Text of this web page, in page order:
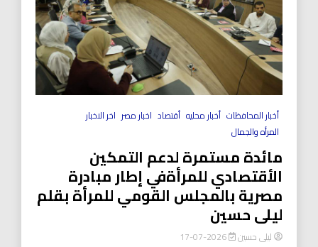
أخبار المحافظات أخبار محليه أقتصاد اخبار مصر اخر الاخبار
المرأه والجمال
مائدة مستمرة لدعم التمكين
الأقتصادي للمرأةفي إطار مبادرة
مصرية بالمجلس القومي للمرأة بقلم
ليلى حسين
ليلى حسين 2026-07-17